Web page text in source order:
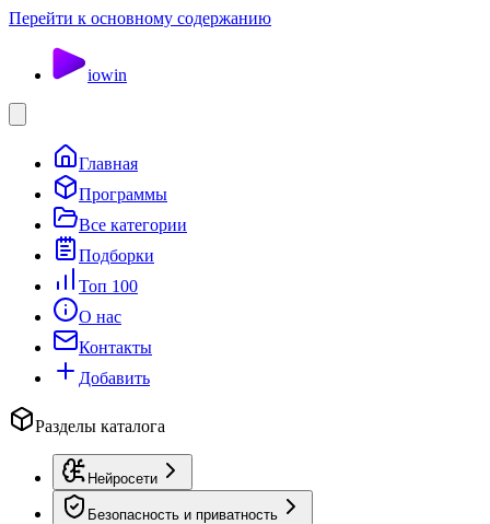
Перейти к основному содержанию
iowin
Главная
Программы
Все категории
Подборки
Топ 100
О нас
Контакты
Добавить
Разделы каталога
Нейросети
Безопасность и приватность